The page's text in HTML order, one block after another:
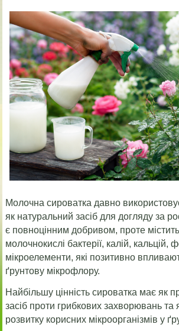
Молочна сироватка давно
як натуральний засіб для догляду за
є повноцінним добривом, проте
молочнокислі бактерії, калій, кальцій,
мікроелементи, які позитивно
ґрунтову мікрофлору.
Найбільшу цінність сироватка має як
засіб проти грибкових захворювань та
розвитку корисних мікроорганізмів у